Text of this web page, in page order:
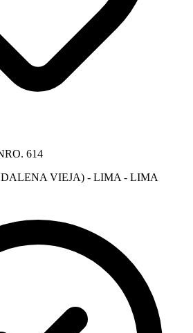
614
VIEJA) - LIMA - LIMA